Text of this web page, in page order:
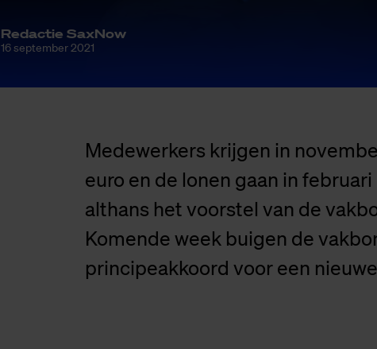
Redactie SaxNow
16 september 2021
Medewerkers krijgen in
euro en de lonen gaan in
althans het voorstel van de
Komende week buigen de
principeakkoord voor een